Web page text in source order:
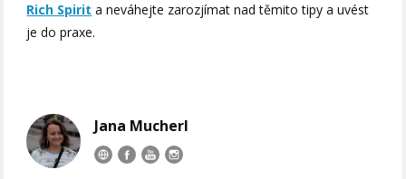
Rich Spirit a neváhejte zarozjímat nad těmito tipy a uvést
je do praxe.
Jana Mucherl